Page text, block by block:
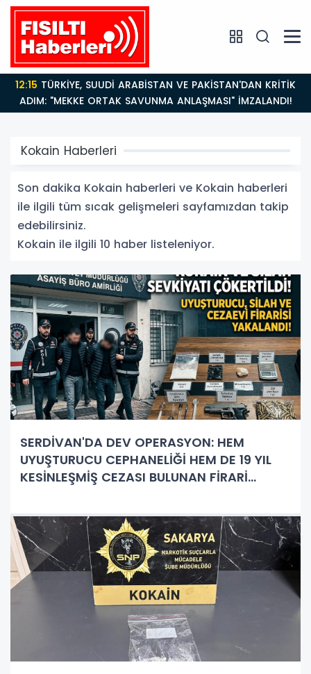
12:15
ADIM: "MEKKE ORTAK SAVUNMA ANLAŞMASI" İMZALANDI!
Kokain Haberleri
Son dakika Kokain haberleri ve Kokain haberleri
ile ilgili tüm sıcak gelişmeleri sayfamızdan takip
edebilirsiniz.
Kokain ile ilgili 10 haber listeleniyor.
SERDİVAN'DA DEV OPERASYON: HEM
UYUŞTURUCU CEPHANELİĞİ HEM DE 19 YIL
KESİNLEŞMİŞ CEZASI BULUNAN FİRARİ